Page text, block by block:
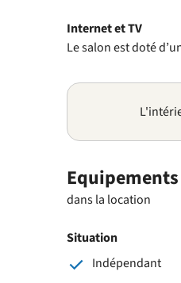
Internet et TV
Le salon est doté
Equipements
dans la location
Situation
Indépendant